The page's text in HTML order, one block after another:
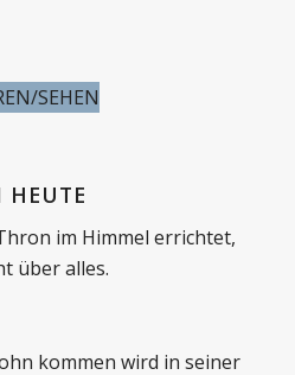
SEHEN
HEUTE
im Himmel errichtet,
über alles.
kommen wird in seiner